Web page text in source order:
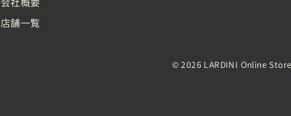
店舗一覧
© 2026 LARDINI Online Store